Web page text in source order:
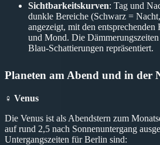
Sichtbarkeitskurven: Tag und
dunkle Bereiche (Schwarz =
angezeigt, mit den
und Mond. Die
Blau-Schattierungen repräsentiert.
Planeten am Abend und in der
♀ Venus
Die Venus ist als Abendstern zum
auf rund 2,5 nach Sonnenuntergang
Untergangszeiten für Berlin sind: